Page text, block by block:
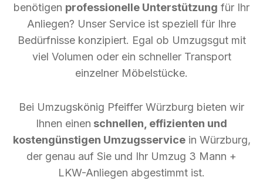
benötigen professionelle Unterstützung für Ihr
Anliegen? Unser Service ist speziell für Ihre
Bedürfnisse konzipiert. Egal ob Umzugsgut mit
viel Volumen oder ein schneller Transport
einzelner Möbelstücke.
Bei Umzugskönig Pfeiffer Würzburg bieten wir
Ihnen einen schnellen, effizienten und
kostengünstigen Umzugsservicein Würzburg,
der genau auf Sie und Ihr Umzug 3 Mann +
LKW-Anliegen abgestimmt ist.